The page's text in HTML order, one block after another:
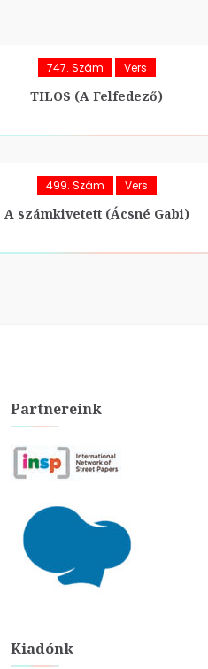
747. Szám Vers
TILOS (A Felfedező)
499. Szám Vers
A számkivetett (Ácsné Gabi)
Partnereink
Kiadónk